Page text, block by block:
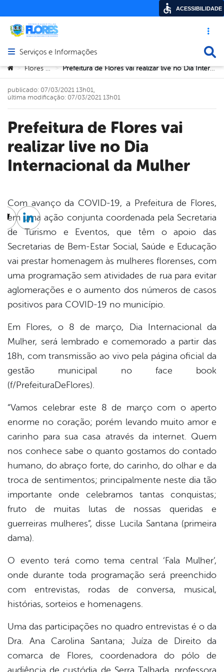
Acesso
Abrir menu principal de navegação
Serviços e Informações
Você está aqui:
> Flores PE > Prefeitura de Flores vai realizar live no Dia Internacional da Mulher
Prefeitura de Flores vai
realizar live no Dia
Internacional da Mulher
publicado: 07/03/2021 13h01,
última modificação: 07/03/2021 13h01
Com avanço da COVID-19, a Prefeitura de Flores,
em uma ação conjunta coordenada pela Secretaria
de Turismo e Eventos, que têm o apoio das
Secretarias de Bem-Estar Social, Saúde e Educação
vai prestar homenagem às mulheres florenses, com
uma programação sem atividades de rua para evitar
aglomerações e o aumento dos números de casos
positivos para COVID-19 no município.
Em Flores, o 8 de março, Dia Internacional da
Mulher, será lembrado e comemorado a partir das
18h, com transmissão ao vivo pela página oficial da
gestão municipal no face book
(f/PrefeituraDeFlores).
“Vamos celebrar este 8 de março com o aperto
enorme no coração; porém levando muito amor e
carinho para sua casa através da internet. Quem
nos conhece sabe o quanto gostamos do contado
humano, do abraço forte, do carinho, do olhar e da
troca de sentimentos; principalmente neste dia tão
importante onde celebramos tantas conquistas;
fruto de muitas lutas de nossas queridas e
guerreiras mulheres”, disse Lucila Santana (primeira
dama).
O evento terá como tema central ‘Fala Mulher’,
onde durante toda programação será preenchido
com entrevistas, rodas de conversa, musical,
histórias, sorteios e homenagens.
Uma das participações no quadro entrevistas é o da
Dra. Ana Carolina Santana; Juíza de Direito da
comarca de Flores, coordenadora do pólo de
Twitter
Linkedin
ACESSIBILIDADE